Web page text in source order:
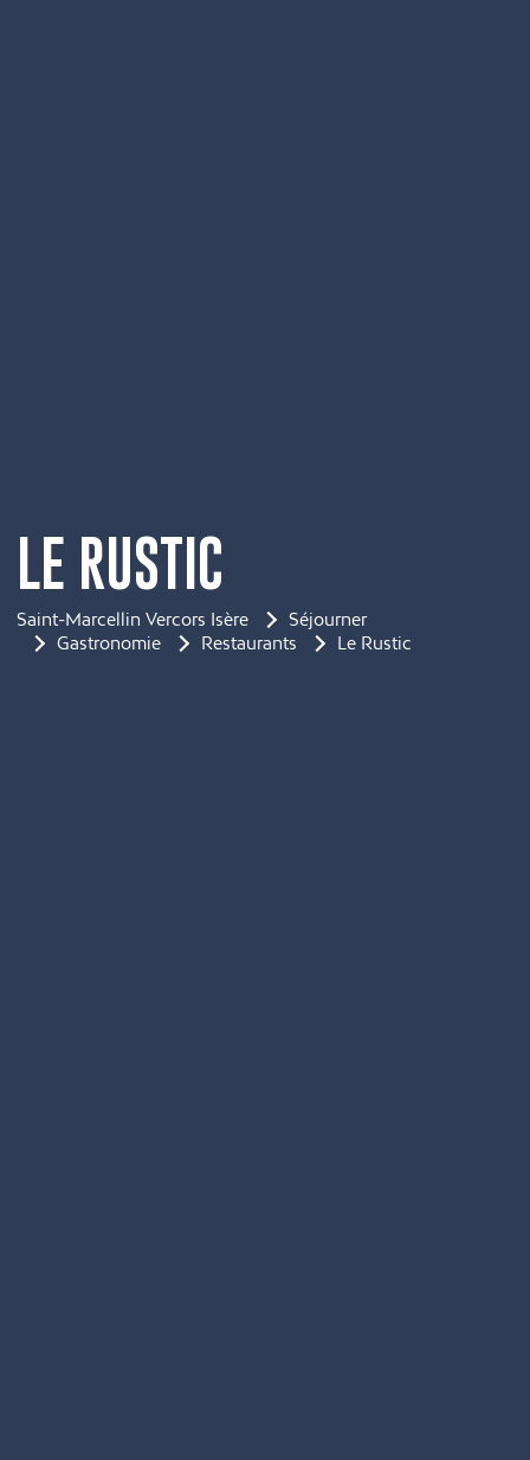
LE RUSTIC
Saint-Marcellin Vercors Isère
Séjourner
Gastronomie
Restaurants Le Rustic